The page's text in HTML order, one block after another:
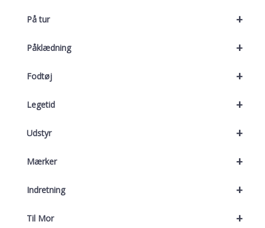
+
På tur
+
Påklædning
+
Fodtøj
+
Legetid
+
Udstyr
+
Mærker
+
Indretning
+
Til Mor